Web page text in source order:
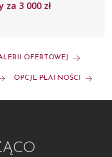
3 000 zł
OFERTOWEJ
OPCJE PŁATNOŚCI